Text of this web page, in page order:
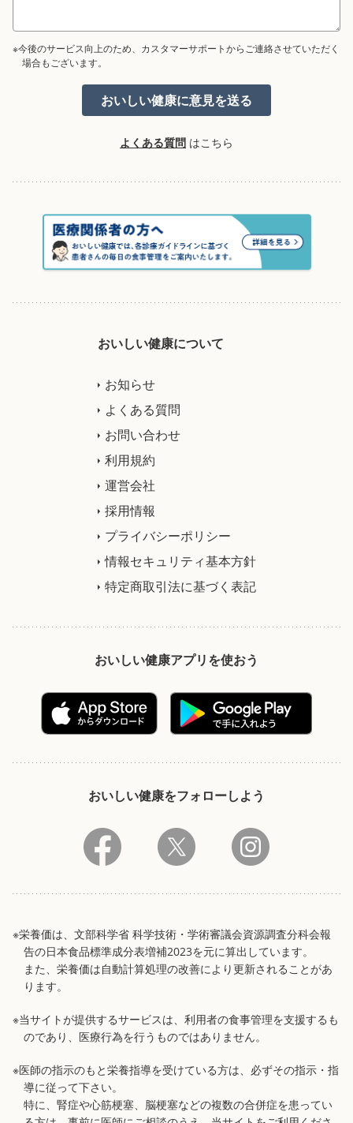
※今後のサービス向上のため、カスタマーサポートからご連絡させていただく
場合もございます。
よくある質問 はこちら
おいしい健康について
お知らせ
よくある質問
お問い合わせ
利用規約
運営会社
採用情報
プライバシーポリシー
情報セキュリティ基本方針
特定商取引法に基づく表記
おいしい健康アプリを使おう
おいしい健康をフォローしよう
※栄養価は、文部科学省 科学技術・学術審議会資源調査分科会報
告の日本食品標準成分表増補2023を元に算出しています。
また、栄養価は自動計算処理の改善により更新されることがあ
ります。
※当サイトが提供するサービスは、利用者の食事管理を支援するも
のであり、医療行為を行うものではありません。
※医師の指示のもと栄養指導を受けている方は、必ずその指示・指
導に従って下さい。
特に、腎症や心筋梗塞、脳梗塞などの複数の合併症を患ってい